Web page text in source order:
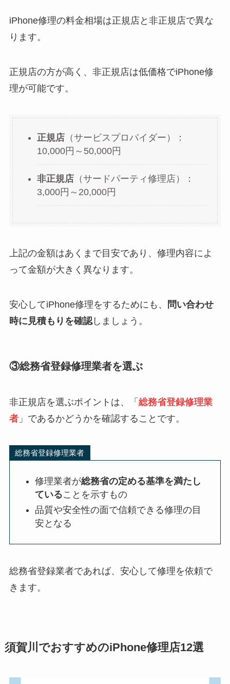
iPhone修理の料金相場は正規店と非正規店で異な
ります。
正規店の方が高く、非正規店は低価格でiPhone修
理が可能です。
正規店（サービスプロバイダー）：
10,000円～50,000円
非正規店（サードパーティ修理店）：
3,000円～20,000円
上記の金額はあくまで目安であり、修理内容によ
って金額が大きく異なります。
安心してiPhone修理をするためにも、
問い合わせ
時に見積もりを確認しましょう。
③総務省登録修理業者を選ぶ
非正規店を選ぶポイントは、「 総務省登録修理業
者」であるかどうかを確認することです。
総務省登録修理業者
修理業者が総務省の定める基準を満たし
ていることを示すもの
品質や安全性の面で信頼できる修理の目
安となる
総務省登録業者であれば、安心して修理を依頼で
きます。
須賀川でおすすめのiPhone修理店12選